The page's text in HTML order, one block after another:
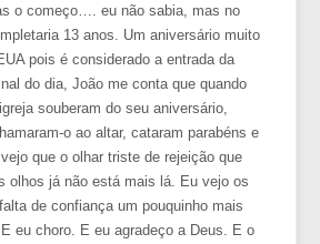
o começo…. eu não sabia, mas no
13 anos. Um aniversário muito
pois é considerado a entrada da
do dia, João me conta que quando
souberam do seu aniversário,
o ao altar, cataram parabéns e
que o olhar triste de rejeição que
olhos já não está mais lá. Eu vejo os
de confiança um pouquinho mais
eu choro. E eu agradeço a Deus. E o